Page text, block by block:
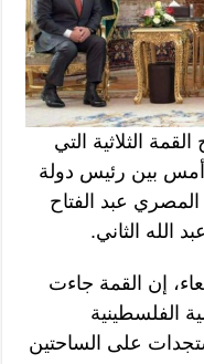
الثلاثية التي
أمس بين رئيس دولة
عبد الفتاح
الله الثاني.
إن القمة جاءت
الفلسطينية
على الساحتين